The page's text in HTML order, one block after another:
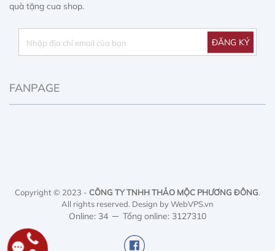
quà tặng cua shop.
FANPAGE
Copyright © 2023 - CÔNG TY TNHH THẢO MỘC PHƯƠNG ĐÔNG.
All rights reserved. Design by WebVPS.vn
Online: 34 Tổng online: 3127310